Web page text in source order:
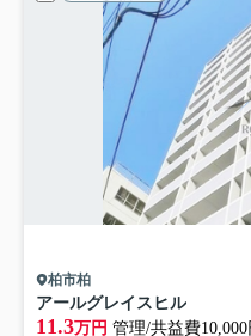
柏市柏
アールグレイスヒル
11.3万円 管理/共益費10,000